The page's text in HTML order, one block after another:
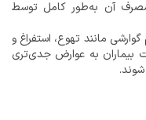
آن به‌طور کامل توسط
مانند تهوع، استفراغ و
بیماران به عوارض جدی‌تری